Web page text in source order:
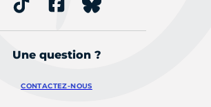
Une question ?
CONTACTEZ-NOUS